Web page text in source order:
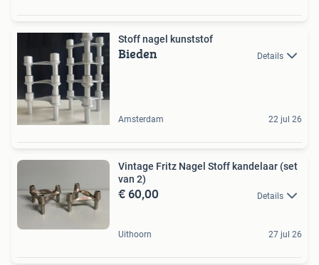
Stoff nagel kunststof
Bieden Details
Amsterdam 22 jul 26
Vintage Fritz Nagel Stoff kandelaar (set
van 2)
€ 60,00 Details
Uithoorn 27 jul 26